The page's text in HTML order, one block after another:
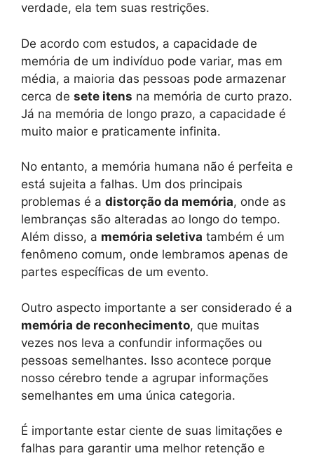
verdade, ela tem suas restrições.
De acordo com estudos, a capacidade de
memória de um indivíduo pode variar, mas em
média, a maioria das pessoas pode armazenar
cerca de sete itens na memória de curto prazo.
Já na memória de longo prazo, a capacidade é
muito maior e praticamente infinita.
No entanto, a memória humana não é perfeita e
está sujeita a falhas. Um dos principais
problemas é a distorção da memória, onde as
lembranças são alteradas ao longo do tempo.
Além disso, a memória seletiva também é um
fenômeno comum, onde lembramos apenas de
partes específicas de um evento.
Outro aspecto importante a ser considerado é a
memória de reconhecimento, que muitas
vezes nos leva a confundir informações ou
pessoas semelhantes. Isso acontece porque
nosso cérebro tende a agrupar informações
semelhantes em uma única categoria.
É importante estar ciente de suas limitações e
falhas para garantir uma melhor retenção e